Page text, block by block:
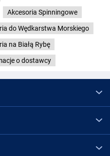
Akcesoria Spinningowe
do Wędkarstwa Morskiego
na Białą Rybę
o dostawcy